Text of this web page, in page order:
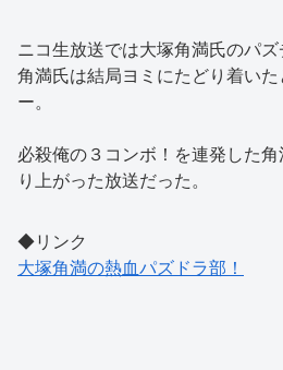
ニコ生放送では大塚角満氏のパズ
角満氏は結局ヨミにたどり着い
ー。
必殺俺の３コンボ！を連発した
り上がった放送だった。
◆リンク
大塚角満の熱血パズドラ部！